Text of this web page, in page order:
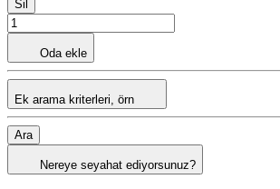
Sil
Oda ekle
Ek arama kriterleri, örn
Ara
Nereye seyahat ediyorsunuz?